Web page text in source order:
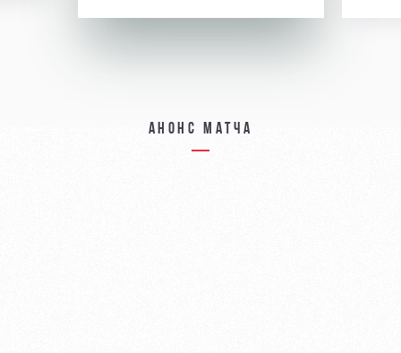
Анонс матча